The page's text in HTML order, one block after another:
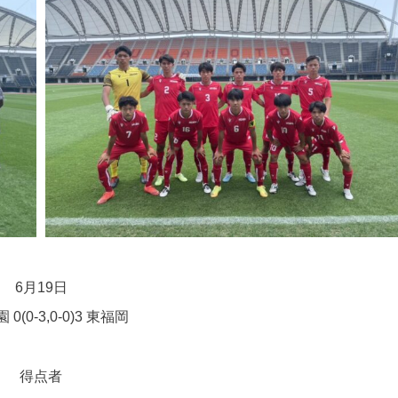
6月19日
0(0-3,0-0)3 東福岡
得点者